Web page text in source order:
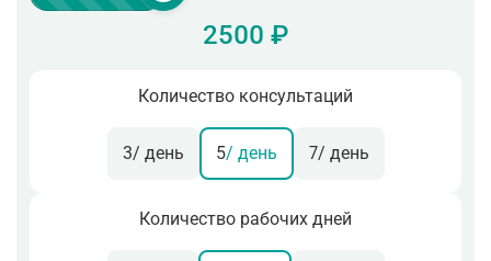
2500 ₽
Количество консультаций
3/ день 5/ день 7/ день
Количество рабочих дней